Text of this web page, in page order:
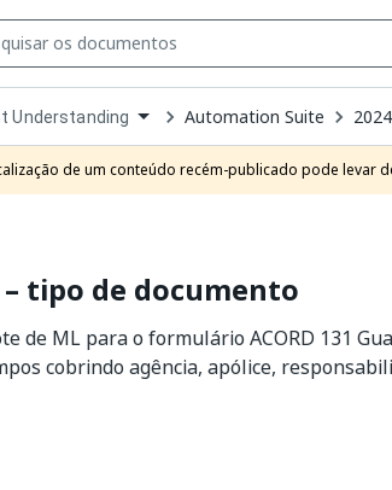
Understanding Automation Suite
de um conteúdo recém-publicado pode levar
– tipo de documento
de ML para o formulário ACORD 131
cobrindo agência, apólice,